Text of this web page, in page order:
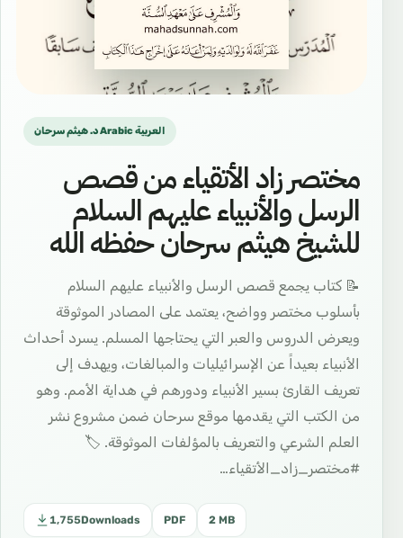
د. هيثم سرحان Arabic العربية
مختصر زاد الأتقياء من قصص
الرسل والأنبياء عليهم السلام
للشيخ هيثم سرحان حفظه الله
📝 كتاب يجمع قصص الرسل والأنبياء عليهم السلام
بأسلوب مختصر وواضح، يعتمد على المصادر الموثوقة
ويعرض الدروس والعبر التي يحتاجها المسلم. يسرد أحداث
الأنبياء بعيداً عن الإسرائيليات والمبالغات، ويهدف إلى
تعريف القارئ بسير الأنبياء ودورهم في هداية الأمم. وهو
من الكتب التي يقدمها موقع سرحان ضمن مشروع نشر
العلم الشرعي والتعريف بالمؤلفات الموثوقة. 🏷️
#مختصر_زاد_الأتقياء…
1,755Downloads PDF 2 MB